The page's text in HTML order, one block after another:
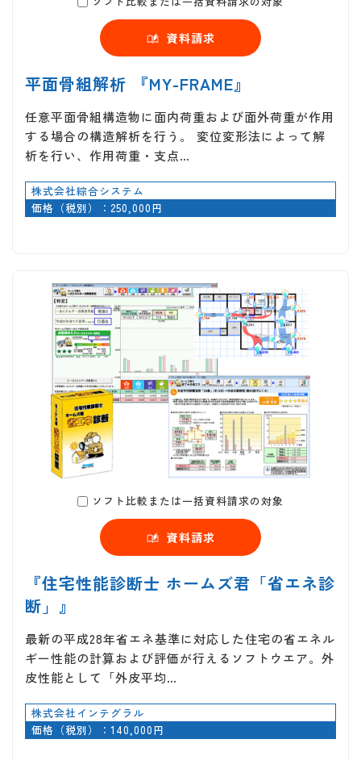
資料請求
平面骨組解析 『MY-FRAME』
任意平面骨組構造物に面内荷重および面外荷重が作用
する場合の構造解析を行う。 変位変形法によって解
析を行い、作用荷重・支点…
株式会社綜合システム
価格（税別）：250,000円
ソフト比較または一括資料請求の対象
資料請求
『住宅性能診断士 ホームズ君「省エネ診
断」』
最新の平成28年省エネ基準に対応した住宅の省エネル
ギー性能の計算および評価が行えるソフトウエア。外
皮性能として「外皮平均…
株式会社インテグラル
価格（税別）：140,000円